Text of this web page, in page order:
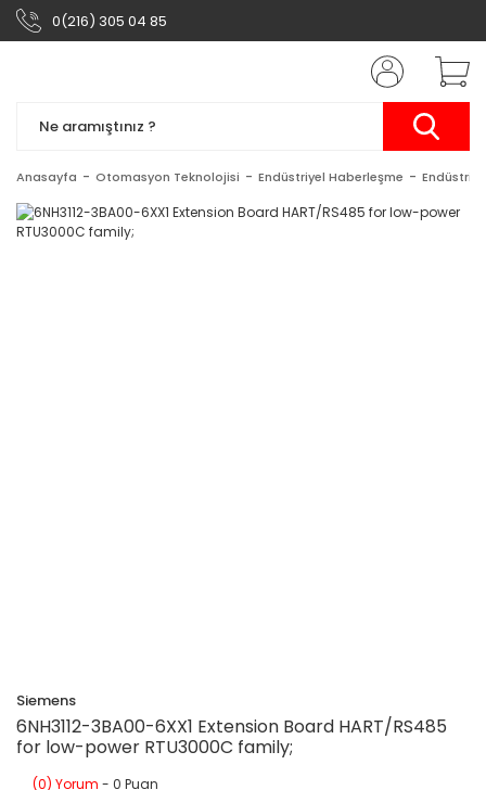
0(216) 305 04 85
Anasayfa Otomasyon Teknolojisi Endüstriyel Haberleşme
Siemens
6NH3112-3BA00-6XX1 Extension Board HART/RS485
for low-power RTU3000C family;
(0) Yorum - 0 Puan